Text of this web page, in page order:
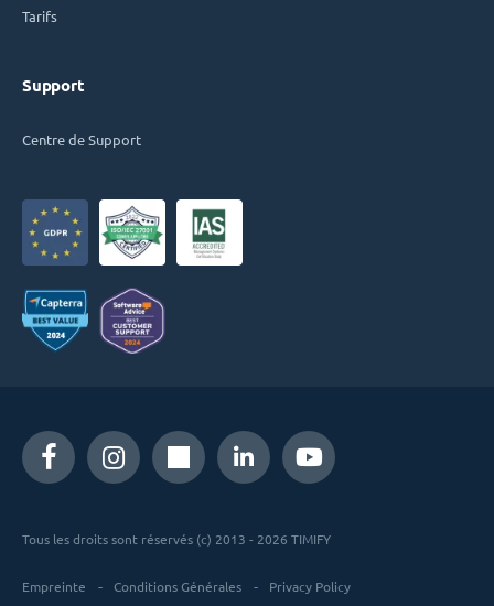
Tarifs
Support
Centre de Support
Tous les droits sont réservés (c) 2013 - 2026 TIMIFY
Empreinte Conditions Générales Privacy Policy